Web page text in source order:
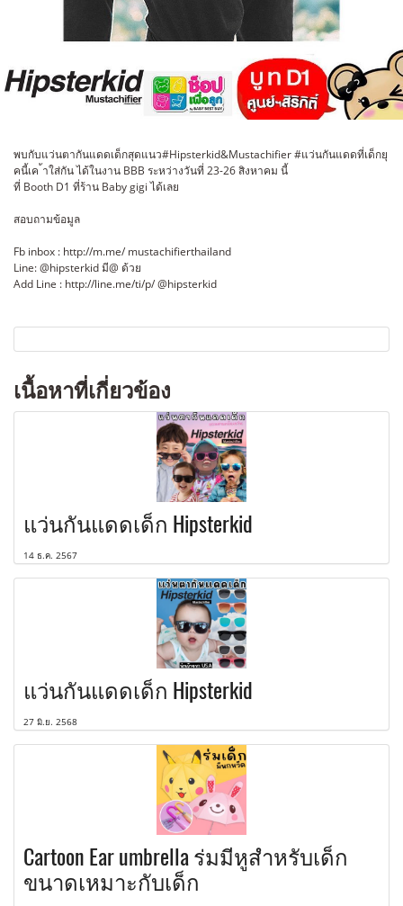
พบกับแว่นตากันแดดเด็กสุดแนว#Hipsterkid&Mustachifier #แว่นกันแดดที่เด็กยุ
คนี้เค ้าใส่กัน ได้ในงาน BBB ระหว่างวันที่ 23-26 สิงหาคม นี้
ที่ Booth D1 ที่ร้าน Baby gigi ได้เลย
สอบถามข้อมูล
Fb inbox : http://m.me/ mustachifierthailand
Line: @hipsterkid มี@ ด้วย
Add Line : http://line.me/ti/p/ @hipsterkid
เนื้อหาที่เกี่ยวข้อง
แว่นกันแดดเด็ก Hipsterkid
14 ธ.ค. 2567
แว่นกันแดดเด็ก Hipsterkid
27 มิ.ย. 2568
Cartoon Ear umbrella ร่มมีหูสำหรับเด็ก
ขนาดเหมาะกับเด็ก